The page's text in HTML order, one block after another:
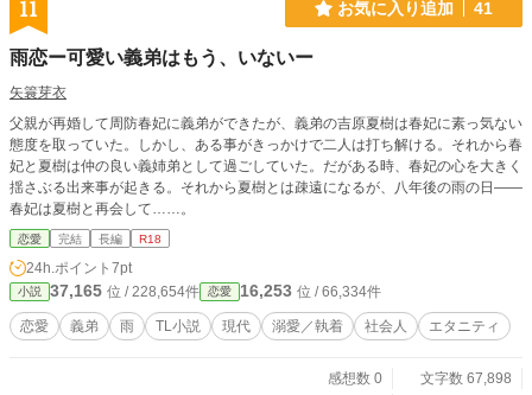
11 お気に入り追加 41
雨恋ー可愛い義弟はもう、いないー
矢簑芽衣
父親が再婚して周防春妃に義弟ができたが、義弟の吉原夏樹は春妃に素っ気ない
態度を取っていた。しかし、ある事がきっかけで二人は打ち解ける。それから春
妃と夏樹は仲の良い義姉弟として過ごしていた。だがある時、春妃の心を大きく
揺さぶる出来事が起きる。それから夏樹とは疎遠になるが、八年後の雨の日――
春妃は夏樹と再会して……。
恋愛 完結 長編 R18
24h.ポイント 7pt
小説 37,165 位 / 228,654件 恋愛 16,253 位 / 66,334件
恋愛 義弟 雨 TL小説 現代 溺愛／執着 社会人 エタニティ
感想数 0
文字数 67,898